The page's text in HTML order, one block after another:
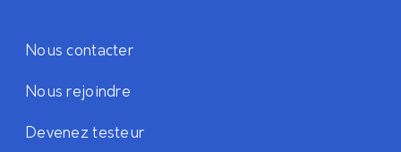
Nous contacter
Nous rejoindre
Devenez testeur